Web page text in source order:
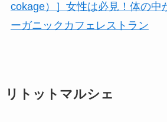
cokage）］女性は必見！体の中
ーガニックカフェレストラン
リトットマルシェ